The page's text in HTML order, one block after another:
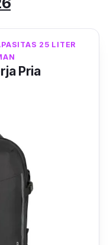
25 LITER
Pria